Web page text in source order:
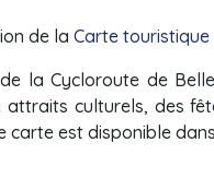
de la Carte touristique
la Cycloroute de
attraits culturels, des
carte est disponible